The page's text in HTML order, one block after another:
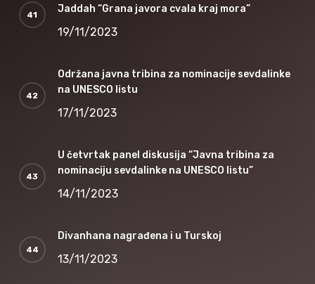
Jaddah “Grana javora cvala kraj mora”
19/11/2023
Održana javna tribina za nominacije sevdalinke
na UNESCO listu
17/11/2023
U četvrtak panel diskusija “Javna tribina za
nominaciju sevdalinke na UNESCO listu”
14/11/2023
Divanhana nagrađena i u Turskoj
13/11/2023